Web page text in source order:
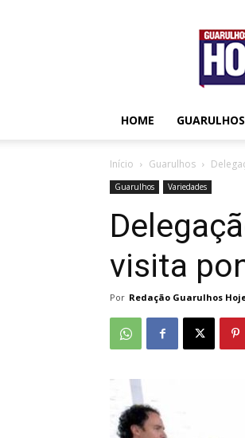
HOME GUARULHOS
Início Guarulhos
Guarulhos Variedades
visita
Por Redação Guarulhos